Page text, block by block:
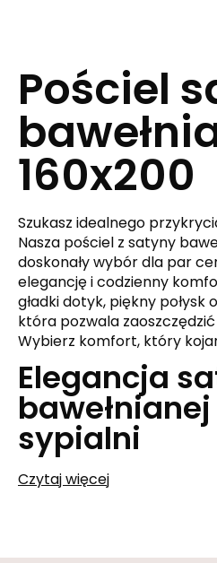
Pościel
160x200
Szukasz idealnego
Nasza pościel z satyny
doskonały wybór dla par
elegancję i codzienny
gładki dotyk, piękny połysk
która pozwala
Wybierz komfort, który
Elegancja
sypialni
Czytaj więcej